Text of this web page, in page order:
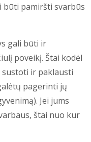
būti pamiršti svarbūs
gali būti ir
poveikį. Štai kodėl
ir paklausti
pagerinti jų
Jei jums
štai nuo kur